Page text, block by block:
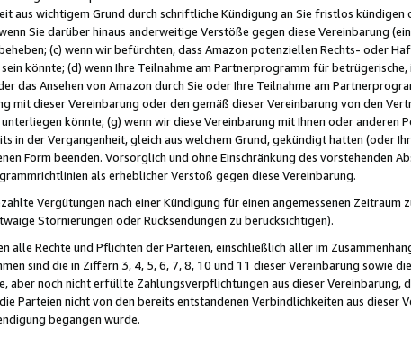
aus wichtigem Grund durch schriftliche Kündigung an Sie fristlos kündigen
Sie darüber hinaus anderweitige Verstöße gegen diese Vereinbarung
(c) wenn wir befürchten, dass Amazon potenziellen Rechts- oder
könnte; (d) wenn Ihre Teilnahme am Partnerprogramm für
das Ansehen von Amazon durch Sie oder Ihre Teilnahme am
mit dieser Vereinbarung oder den gemäß dieser Vereinbarung von den
könnte; (g) wenn wir diese Vereinbarung mit Ihnen oder anderen
in der Vergangenheit, gleich aus welchem Grund, gekündigt hatten (oder
Form beenden. Vorsorglich und ohne Einschränkung des vorstehenden
als erheblicher Verstoß gegen diese Vereinbarung.
Vergütungen nach einer Kündigung für einen angemessenen Zeitraum
Stornierungen oder Rücksendungen zu berücksichtigen).
alle Rechte und Pflichten der Parteien, einschließlich aller im
sind die in Ziffern 3, 4, 5, 6, 7, 8, 10 und 11 dieser Vereinbarung sowie
aber noch nicht erfüllte Zahlungsverpflichtungen aus dieser Vereinbarung,
Parteien nicht von den bereits entstandenen Verbindlichkeiten aus dieser
begangen wurde.